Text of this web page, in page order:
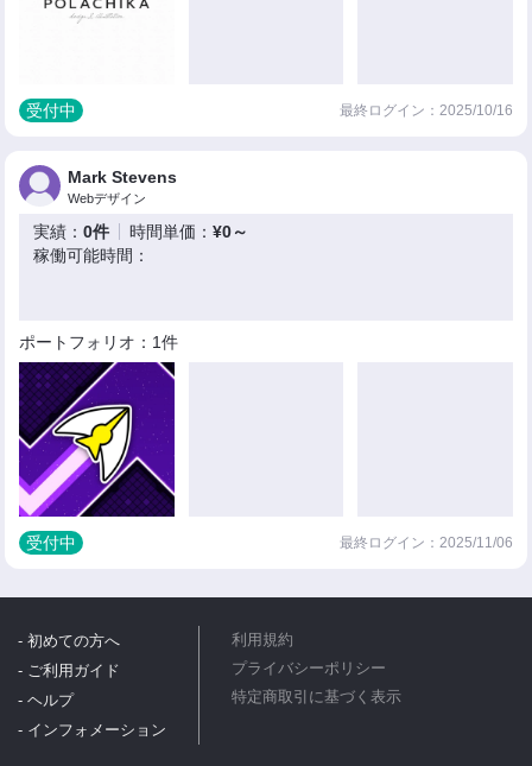
受付中 最終ログイン：2025/10/16
Mark Stevens
Webデザイン
実績：0件 時間単価：¥0～
稼働可能時間：
ポートフォリオ：1件
受付中 最終ログイン：2025/11/06
- 初めての方へ
- ご利用ガイド
- ヘルプ
- インフォメーション
利用規約
プライバシーポリシー
特定商取引に基づく表示